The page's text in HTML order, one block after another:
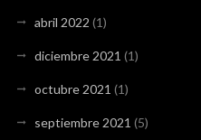
abril 2022 (1)
diciembre 2021 (1)
octubre 2021 (1)
septiembre 2021 (5)